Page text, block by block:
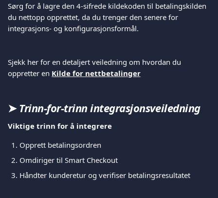
Sørg for å lagre den 4-sifrede kildekoden til betalingskilden
du nettopp opprettet, da du trenger den senere for
integrasjons- og konfigurasjonsformål.
Sjekk her for en detaljert veiledning om hvordan du
oppretter en Kilde for nettbetalinger
➤ Trinn-for-trinn integrasjonsveiledning
Viktige trinn for å integrere
Opprett betalingsordren
Omdiriger til Smart Checkout
Håndter kunderetur og verifiser betalingsresultatet